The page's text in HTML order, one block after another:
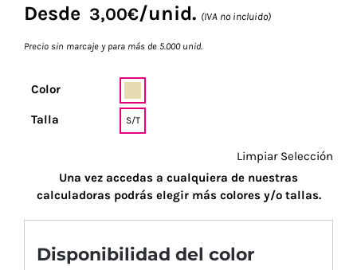
Desde 3,00€/unid. (IVA no incluido)
Precio sin marcaje y para más de 5.000 unid.
Color
Talla S/T
Limpiar Selección
Una vez accedas a cualquiera de nuestras
calculadoras podrás elegir más colores y/o tallas.
Disponibilidad del color